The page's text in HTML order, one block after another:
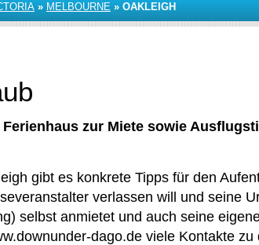
» MELBOURNE » OAKLEIGH
zur Miete sowie
gibt es konkrete Tipps für den
verlassen will und seine
selbst anmietet und auch seine
dago.de viele Kontakte zu